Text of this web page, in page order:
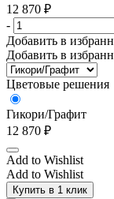
12 870 ₽
-
Добавить в
Добавить в
Цветовые решения
Гикори/Графит
12 870 ₽
Add to Wishlist
Add to Wishlist
Купить в 1 клик